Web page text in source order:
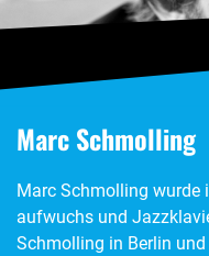
Marc Schmolling
Marc Schmolling wurde
aufwuchs und
Schmolling in Berlin